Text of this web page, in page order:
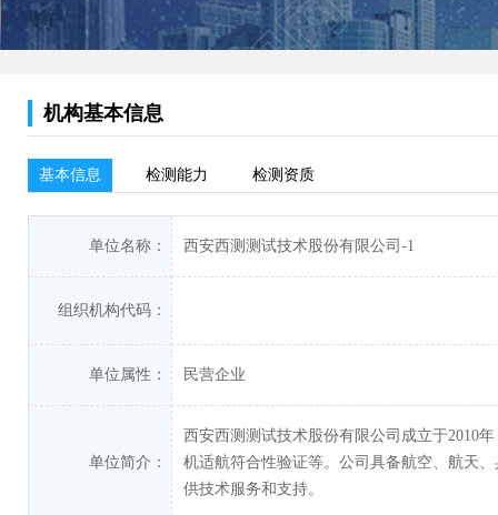
机构基本信息
基本信息 检测能力 检测资质
单位名称： 西安西测测试技术股份有限公司-1
组织机构代码：
单位属性： 民营企业
单位简介：
西安西测测试技术股份有限公司成立于2010
机适航符合性验证等。公司具备航空、航天
供技术服务和支持。